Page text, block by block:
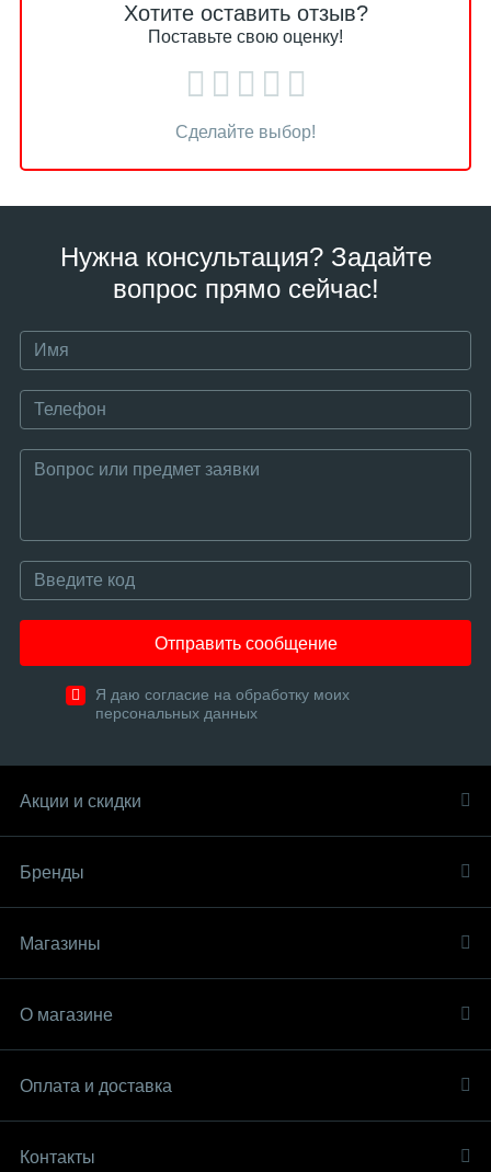
Хотите оставить отзыв?
Поставьте свою оценку!
Сделайте выбор!
Нужна консультация? Задайте
вопрос прямо сейчас!
Отправить сообщение
Я даю согласие на обработку моих
персональных данных
Акции и скидки
Бренды
Магазины
О магазине
Оплата и доставка
Контакты